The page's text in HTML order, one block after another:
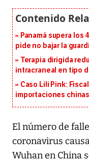
Panamá supera los
pide no bajar la
Terapia dirigida
intracraneal en tipo
Caso Lili Pink:
importaciones
El número de
coronavirus
Wuhan en China